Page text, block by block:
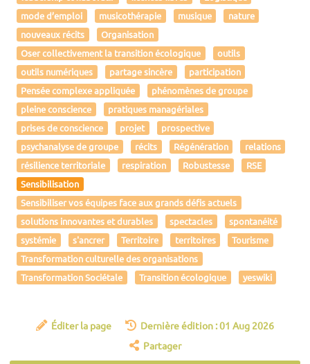
mode d’emploi
musicothérapie musique
nature
nouveaux récits
Organisation
Oser collectivement la transition écologique
outils
outils numériques
partage sincère
participation
Pensée complexe appliquée
phénomènes de groupe
pleine conscience
pratiques managériales
prises de conscience
projet
prospective
psychanalyse de groupe
récits Régénération
relations
résilience territoriale
respiration Robustesse
RSE
Sensibilisation
Sensibiliser vos équipes face aux grands défis actuels
solutions innovantes et durables
spectacles
spontanéité
systémie
s'ancrer Territoire territoires
Tourisme
Transformation culturelle des organisations
Transformation Sociétale
Transition écologique yeswiki
Éditer la page
Dernière édition : 01 Aug 2026
Partager